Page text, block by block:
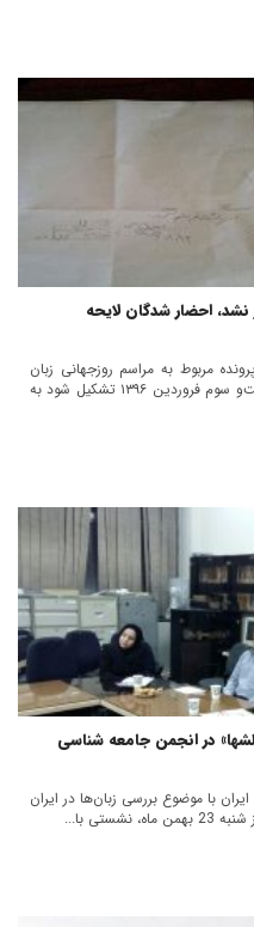
نشد، احضار شدگان لایحه
مربوط به مراسم روزجهانی زبان
مادری در اهر که قرار بود روز چهارشنبه بیست‌و سوم فروردین ۱۳۹۶ تشکیل شود به
در انجمن جامعه شناسی
با موضوع بررسی زبان‌ها در ایران
با...